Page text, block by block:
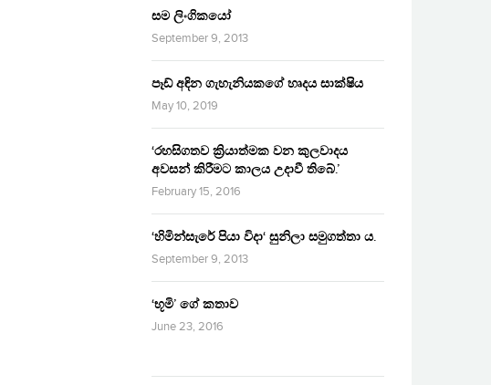
සම ලිංගිකයෝ
September 9, 2013
පෑඩ් අඳින ගැහැනියකගේ හෘදය සාක්ෂිය
May 10, 2019
‘රහසිගතව ක්‍රියාත්මක වන කුලවාදය
අවසන් කිරීමට කාලය උදාවී තිබේ.’
February 15, 2016
‘හිමින්සැරේ පියා විදා‘ සුනිලා සමුගත්තා ය.
September 9, 2013
‘භූමි’ ගේ කතාව
June 23, 2016